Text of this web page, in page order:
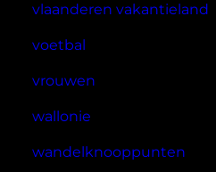
vlaanderen vakantieland
voetbal
vrouwen
wallonie
wandelknooppunten